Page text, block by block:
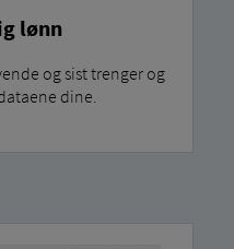
lønn
og sist trenger og
dine.